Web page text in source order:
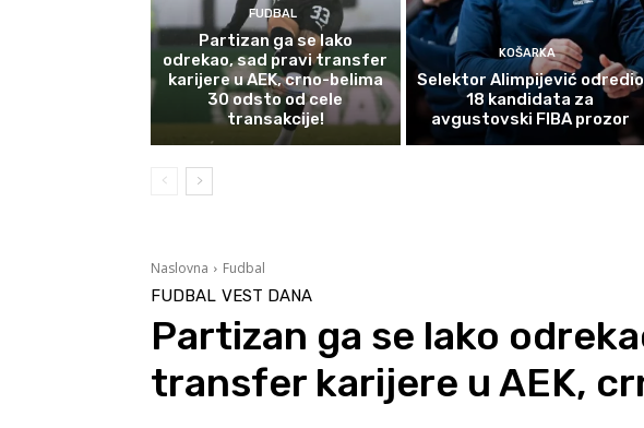
FUDBAL
Partizan ga se lako
odrekao, sad pravi transfer
karijere u AEK, crno-belima
30 odsto od cele
transakcije!
KOŠARKA
Selektor Alimpijević odredio
18 kandidata za
avgustovski FIBA prozor